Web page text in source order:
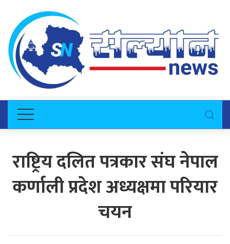
राष्ट्रिय दलित पत्रकार संघ नेपाल
कर्णाली प्रदेश अध्यक्षमा परियार
चयन